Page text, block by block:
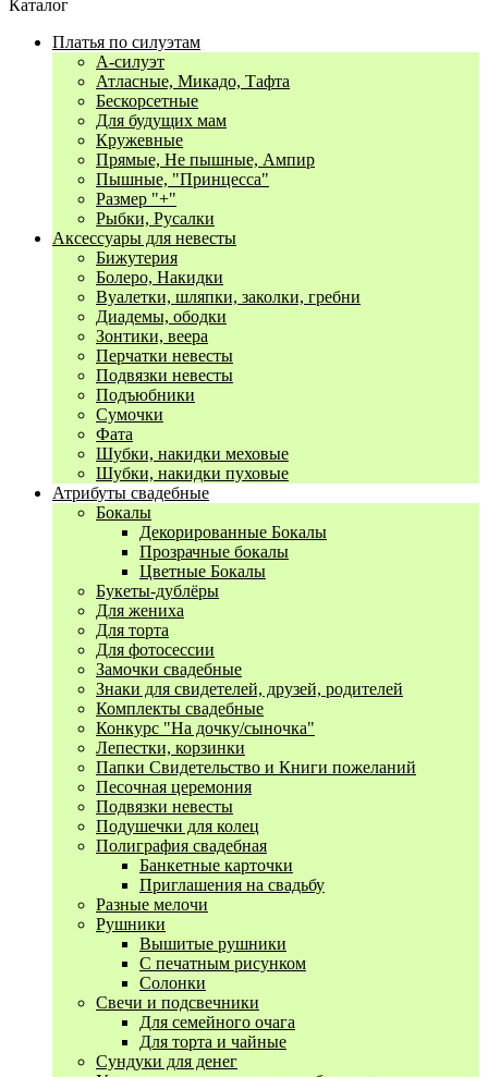
Каталог
Платья по силуэтам
А-силуэт
Атласные, Микадо, Тафта
Бескорсетные
Для будущих мам
Кружевные
Прямые, Не пышные, Ампир
Пышные, "Принцесса"
Размер "+"
Рыбки, Русалки
Аксессуары для невесты
Бижутерия
Болеро, Накидки
Вуалетки, шляпки, заколки, гребни
Диадемы, ободки
Зонтики, веера
Перчатки невесты
Подвязки невесты
Подъюбники
Сумочки
Фата
Шубки, накидки меховые
Шубки, накидки пуховые
Атрибуты свадебные
Бокалы
Декорированные Бокалы
Прозрачные бокалы
Цветные Бокалы
Букеты-дублёры
Для жениха
Для торта
Для фотосессии
Замочки свадебные
Знаки для свидетелей, друзей, родителей
Комплекты свадебные
Конкурс "На дочку/сыночка"
Лепестки, корзинки
Папки Свидетельство и Книги пожеланий
Песочная церемония
Подвязки невесты
Подушечки для колец
Полиграфия свадебная
Банкетные карточки
Приглашения на свадьбу
Разные мелочи
Рушники
Вышитые рушники
С печатным рисунком
Солонки
Свечи и подсвечники
Для семейного очага
Для торта и чайные
Сундуки для денег